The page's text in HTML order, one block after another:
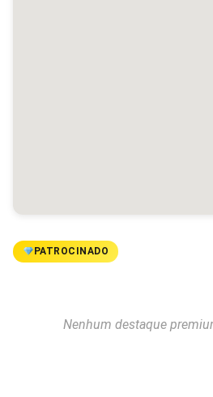
PATROCINADO
Nenhum destaque